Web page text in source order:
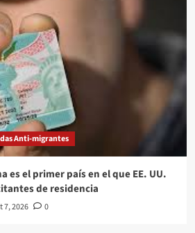
Anti-migrantes
es el primer país en el que EE. UU.
de residencia
7, 2026 0